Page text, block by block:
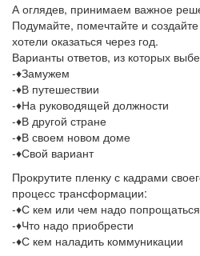
А оглядев, принимаем важное
Подумайте, помечтайте и
хотели оказаться через год.
Варианты ответов, из которых
-♦️Замужем
-♦️В путешествии
-♦️На руководящей должности
-♦️В другой стране
-♦️В своем новом доме
-♦️Свой вариант
Прокрутите пленку с кадрами
процесс трансформации:
-♦️С кем или чем надо попрощаться
-♦️Что надо приобрести
-♦️С кем наладить коммуникации